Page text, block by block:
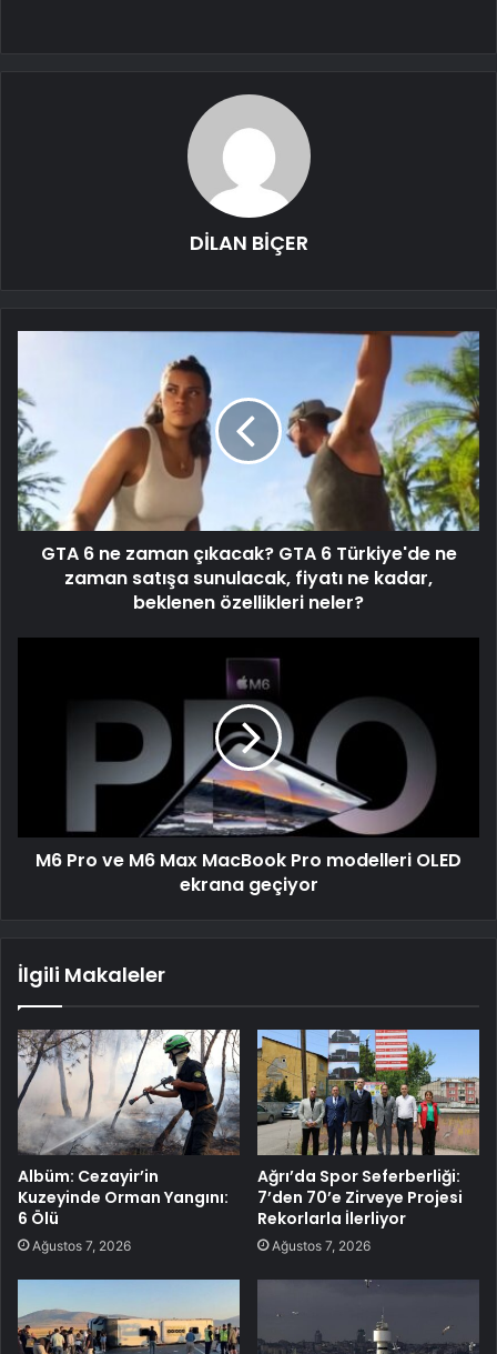
DİLAN BİÇER
GTA 6 ne zaman çıkacak? GTA 6 Türkiye'de ne
zaman satışa sunulacak, fiyatı ne kadar,
beklenen özellikleri neler?
M6 Pro ve M6 Max MacBook Pro modelleri OLED
ekrana geçiyor
İlgili Makaleler
Albüm: Cezayir’in
Kuzeyinde Orman Yangını:
6 Ölü
Ağustos 7, 2026
Ağrı’da Spor Seferberliği:
7’den 70’e Zirveye Projesi
Rekorlarla İlerliyor
Ağustos 7, 2026